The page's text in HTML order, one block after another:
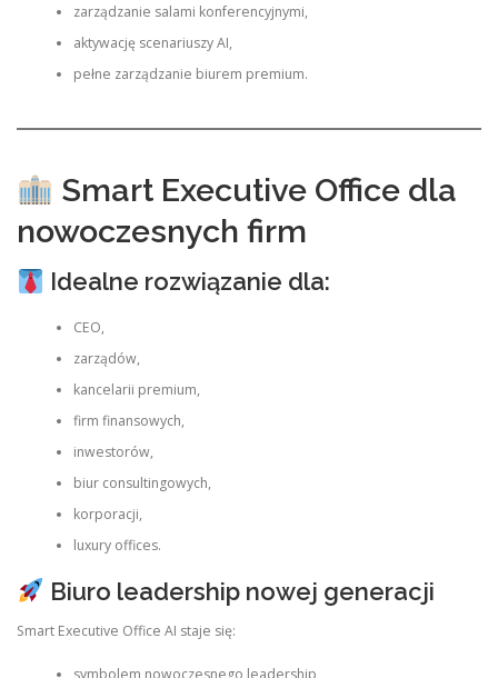
zarządzanie salami konferencyjnymi,
aktywację scenariuszy AI,
pełne zarządzanie biurem premium.
Smart Executive Office dla
nowoczesnych firm
Idealne rozwiązanie dla:
CEO,
zarządów,
kancelarii premium,
firm finansowych,
inwestorów,
biur consultingowych,
korporacji,
luxury offices.
Biuro leadership nowej generacji
Smart Executive Office AI staje się:
symbolem nowoczesnego leadership,